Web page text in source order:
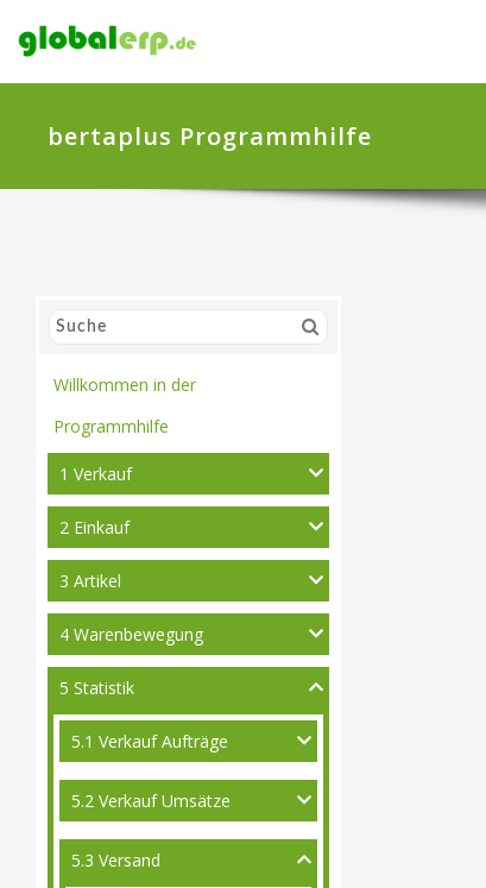
bertaplus Programmhilfe
Willkommen in der
Programmhilfe
1 Verkauf
2 Einkauf
3 Artikel
4 Warenbewegung
5 Statistik
5.1 Verkauf Aufträge
5.2 Verkauf Umsätze
5.3 Versand